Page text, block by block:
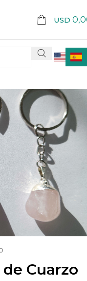
USD
Cuarzo